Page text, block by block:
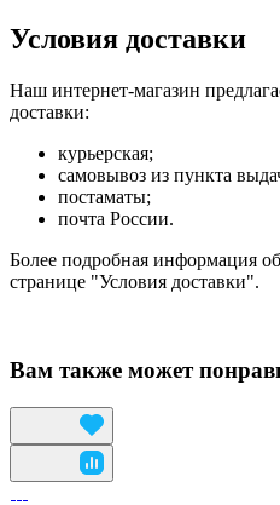
Условия доставки
Наш интернет-магазин
доставки:
курьерская;
самовывоз из пункта
постаматы;
почта России.
Более подробная информация
странице "Условия доставки".
Вам также может